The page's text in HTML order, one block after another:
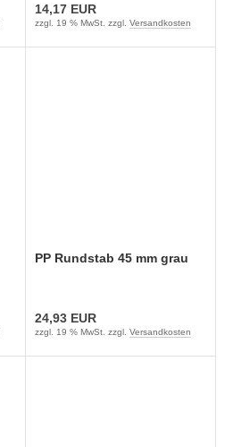
14,17 EUR
zzgl. 19 % MwSt. zzgl. Versandkosten
PP Rundstab 45 mm grau
24,93 EUR
zzgl. 19 % MwSt. zzgl. Versandkosten